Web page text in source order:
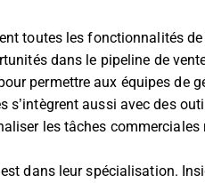
toutes les fonctionnalités
dans le pipeline de
permettre aux équipes de
s’intègrent aussi avec des
les tâches
dans leur spécialisation.